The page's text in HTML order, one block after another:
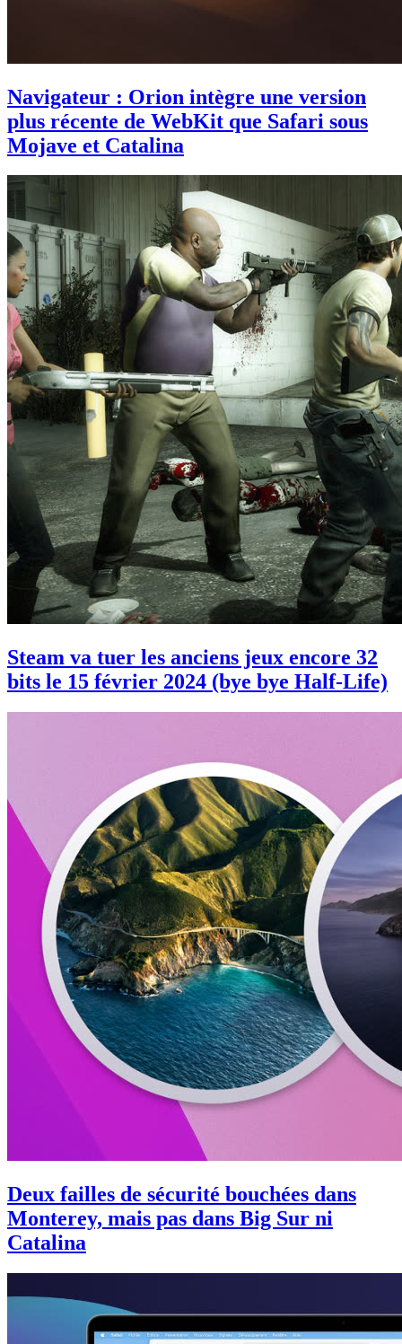
Navigateur : Orion intègre une version
plus récente de WebKit que Safari sous
Mojave et Catalina
Steam va tuer les anciens jeux encore 32
bits le 15 février 2024 (bye bye Half-Life)
Deux failles de sécurité bouchées dans
Monterey, mais pas dans Big Sur ni
Catalina